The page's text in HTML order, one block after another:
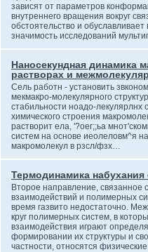
зависят от параметров
внутреннего вращения вокруг
обстоятельство и
значимость исследований
Наносекундная динамика
растворах и
Сель работн - установить
мекмакро-молекулярного
стабильности ноадо-лекулярлнх
химического строения
растворит ела, '?оег;;ьа
систем на основе иеолеловм^я
макромолекул в рзсл/фзх…
Термодинамика набухания
Второе направление, связанное
взаимодействий и полимерных
время газвито недостаточно.
круг полимерных систем, в
взаимодействия играют
формировании их структуры и
частности, относятся